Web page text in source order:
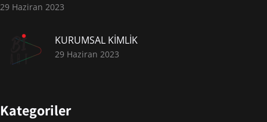
29 Haziran 2023
KURUMSAL KİMLİK
29 Haziran 2023
Kategoriler